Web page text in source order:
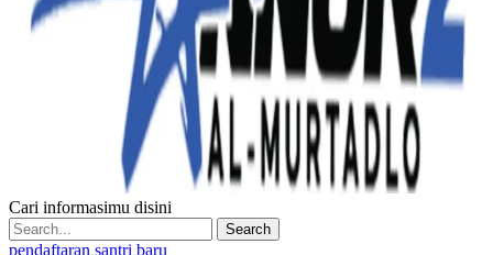
Cari informasimu disini
Search
pendaftaran santri baru